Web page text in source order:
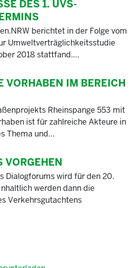
DES 1. UVS-
berichtet in der Folge vom
Umweltverträglichkeitsstudie
2018 stattfand.…
VORHABEN IM BEREICH
Rheinspange 553 mit
ist für zahlreiche Akteure in
Thema und…
VORGEHEN
Dialogforums wird für den 20.
werden dann die
Verkehrsgutachtens